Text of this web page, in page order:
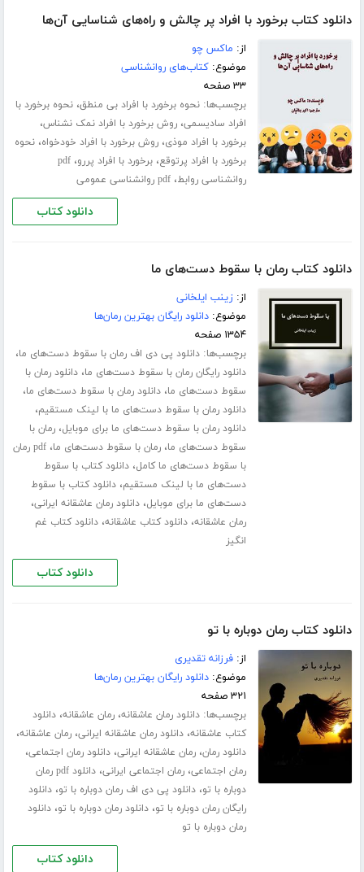
دانلود کتاب برخورد با افراد پر چالش و راه‌های شناسایی آن‌ها
از: ماکس چو
موضوع:کتاب‌های روانشناسی
۳۳ صفحه
برچسب‌ها:نحوه برخورد با افراد بی منطق،نحوه برخورد با
افراد سادیسمی،روش برخورد با افراد نمک نشناس،
برخورد با افراد موذی،روش برخورد با افراد خودخواه،نحوه
برخورد با افراد پرتوقع،برخورد با افراد پررو،pdf
روانشناسی روابط،pdf روانشناسی عمومی
دانلود کتاب
دانلود کتاب رمان با سقوط دست‌های ما
از:زینب ایلخانی
موضوع:دانلود رایگان بهترین رمان‌ها
۱۳۵۴ صفحه
برچسب‌ها:دانلود پی دی اف رمان با سقوط دست‌های ما،
دانلود رایگان رمان با سقوط دست‌های ما،دانلود رمان با
سقوط دست‌های ما،دانلود رمان با سقوط دست‌های ما،
دانلود رمان با سقوط دست‌های ما با لینک مستقیم،
دانلود رمان با سقوط دست‌های ما برای موبایل،رمان با
سقوط دست‌های ما،رمان با سقوط دست‌های ما،
pdf رمان
با سقوط دست‌های ما کامل،دانلود کتاب با سقوط
دست‌های ما با لینک مستقیم،دانلود کتاب با سقوط
دست‌های ما برای موبایل،دانلود رمان عاشقانه ایرانی،
رمان عاشقانه،دانلود کتاب عاشقانه،دانلود کتاب غم
انگیز
دانلود کتاب
دانلود کتاب رمان دوباره با تو
از:فرزانه تقدیری
موضوع:دانلود رایگان بهترین رمان‌ها
۳۲۱ صفحه
برچسب‌ها:دانلود رمان عاشقانه،رمان عاشقانه،دانلود
کتاب عاشقانه،دانلود رمان عاشقانه ایرانی،رمان عاشقانه،
دانلود رمان،رمان عاشقانه ایرانی،دانلود رمان اجتماعی،
رمان اجتماعی،رمان اجتماعی ایرانی،
دانلود pdf رمان
دوباره با تو،دانلود پی دی اف رمان دوباره با تو،دانلود
رایگان رمان دوباره با تو،دانلود رمان دوباره با تو،دانلود
رمان دوباره با تو
دانلود کتاب